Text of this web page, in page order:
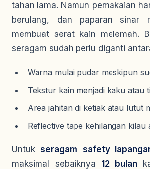
tahan lama. Namun pemakaian
berulang, dan paparan sinar
membuat serat kain melemah.
seragam sudah perlu diganti
Warna mulai pudar meskipun
Tekstur kain menjadi kaku atau
Area jahitan di ketiak atau lutut
Reflective tape kehilangan kilau
Untukseragam safety
maksimal sebaiknya 12 bulan